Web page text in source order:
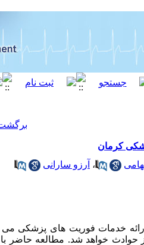
کرمان
، آرزو سارانی
خدمات فوریت های پزشکی می
حوادث خواهد شد. مطالعه حاضر